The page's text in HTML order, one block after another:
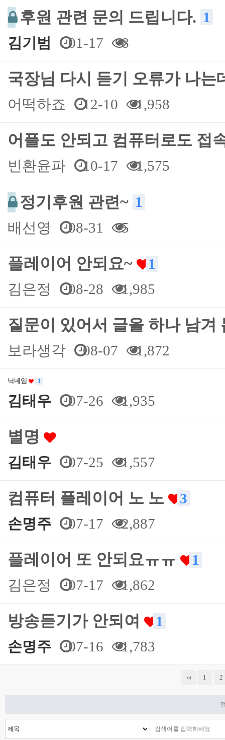
후원 관련 문의 드립니다. 1
김기범
01-17 8
국장님 다시 듣기 오류가 나는
어떡하죠 12-10 1,958
어플도 안되고 컴퓨터로도 접
빈환윤파 10-17 1,575
정기후원 관련~ 1
배선영
08-31 5
플레이어 안되요~
1
김은정
08-28 1,985
질문이 있어서 글을 하나 남겨
보라생각 08-07 1,872
닉네임 1
김태우 07-26 1,935
별명
김태우 07-25 1,557
컴퓨터 플레이어 노 노
3
손명주
07-17 2,887
플레이어 또 안되요ㅠㅠ
1
김은정
07-17 1,862
방송듣기가 안되여
1
손명주
07-16 1,783
1 2